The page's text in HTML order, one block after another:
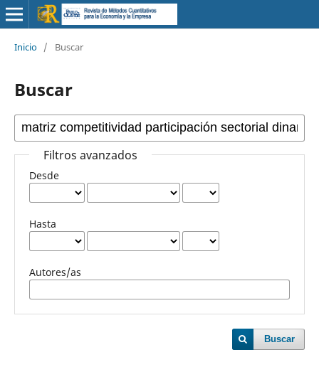
Inicio / Buscar
Buscar
Filtros avanzados
Desde
Hasta
Autores/as
Buscar